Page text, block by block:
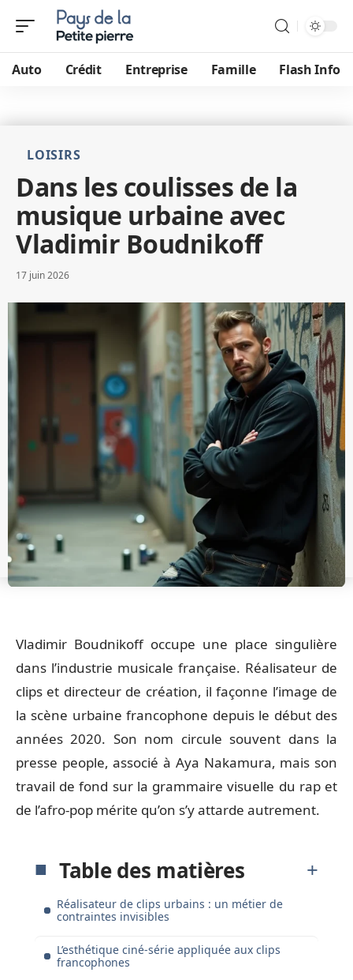
Auto Crédit Entreprise Famille Flash Info
LOISIRS
Dans les coulisses de la
musique urbaine avec
Vladimir Boudnikoff
17 juin 2026
Vladimir Boudnikoff occupe une place singulière
dans l’industrie musicale française. Réalisateur de
clips et directeur de création, il façonne l’image de
la scène urbaine francophone depuis le début des
années 2020. Son nom circule souvent dans la
presse people, associé à Aya Nakamura, mais son
travail de fond sur la grammaire visuelle du rap et
de l’afro-pop mérite qu’on s’y attarde autrement.
Table des matières
Réalisateur de clips urbains : un métier de
contraintes invisibles
L’esthétique ciné-série appliquée aux clips
francophones